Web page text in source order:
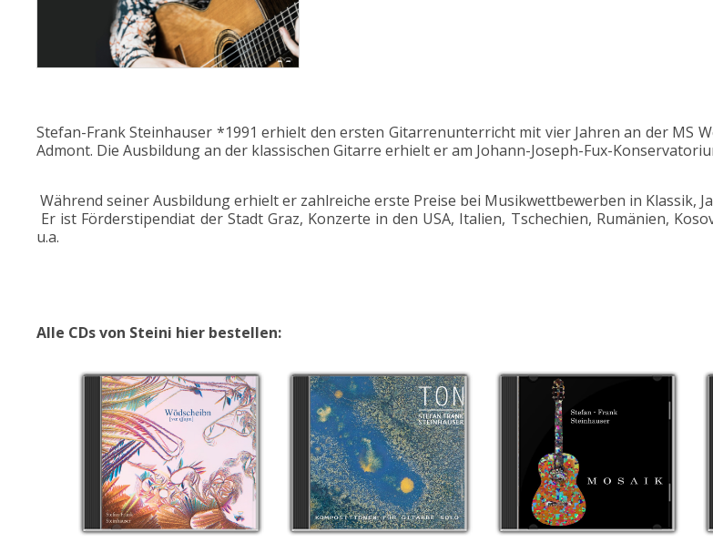
Stefan-Frank Steinhauser *1991 erhielt den ersten Gitarrenunterricht mit vier Jahren an der MS
Admont. Die Ausbildung an der klassischen Gitarre erhielt er am Johann-Joseph-Fux-
Während seiner Ausbildung erhielt er zahlreiche erste Preise bei Musikwettbewerben in Klassik,
Er ist Förderstipendiat der Stadt Graz, Konzerte in den USA, Italien, Tschechien, Rumänien,
u.a.
Alle CDs von Steini hier bestellen: